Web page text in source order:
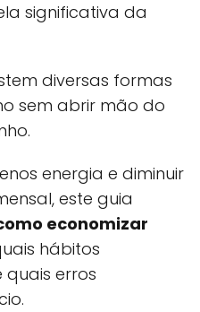
significativa da
diversas formas
sem abrir mão do
energia e diminuir
este guia
economizar
hábitos
erros